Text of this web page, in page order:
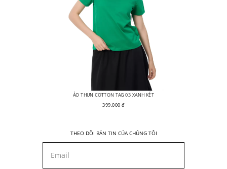
ÁO THUN COTTON TAG 03 XANH KÉT
399.000 đ
THEO DÕI BẢN TIN CỦA CHÚNG TÔI